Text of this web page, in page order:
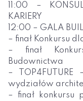
11:00 –
KARIERY
12:00 – GALA
– finał Konkursu
– finał
Budownictwa
–
wydziałów
– finał konkursu